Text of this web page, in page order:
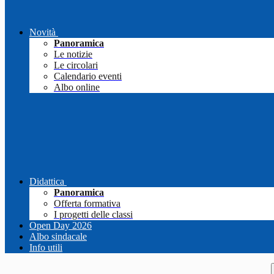
Novità
Panoramica
Le notizie
Le circolari
Calendario eventi
Albo online
Didattica
Panoramica
Offerta formativa
I progetti delle classi
Open Day 2026
Albo sindacale
Info utili